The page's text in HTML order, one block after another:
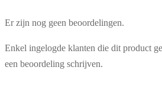
Er zijn nog geen beoordelingen.
Enkel ingelogde klanten die dit product
een beoordeling schrijven.